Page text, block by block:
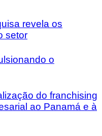
revela os
setor
o
do franchising
ao Panamá e à